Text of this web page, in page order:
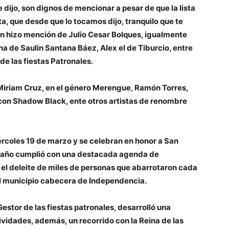
son dignos de mencionar a pesar de que la lista
que desde que lo tocamos dijo, tranquilo que te
hizo mención de Julio Cesar Bolques, igualmente
de Saulin Santana Báez, Alex el de Tiburcio, entre
las fiestas Patronales.
Cruz, en el género Merengue, Ramón Torres,
Shadow Black, ente otros artistas de renombre
19 de marzo y se celebran en honor a San
cumplió con una destacada agenda de
deleite de miles de personas que abarrotaron cada
cabecera de Independencia.
de las fiestas patronales, desarrolló una
además, un recorrido con la Reina de las